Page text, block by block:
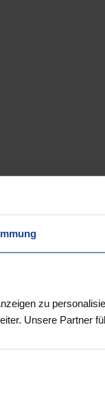
zu
Unsere Partner